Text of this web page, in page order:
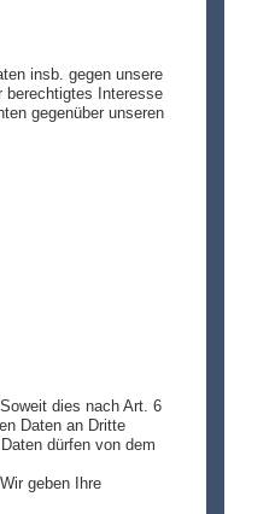
insb. gegen unsere
berechtigtes Interesse
gegenüber unseren
dies nach Art. 6
Daten an Dritte
dürfen von dem
geben Ihre